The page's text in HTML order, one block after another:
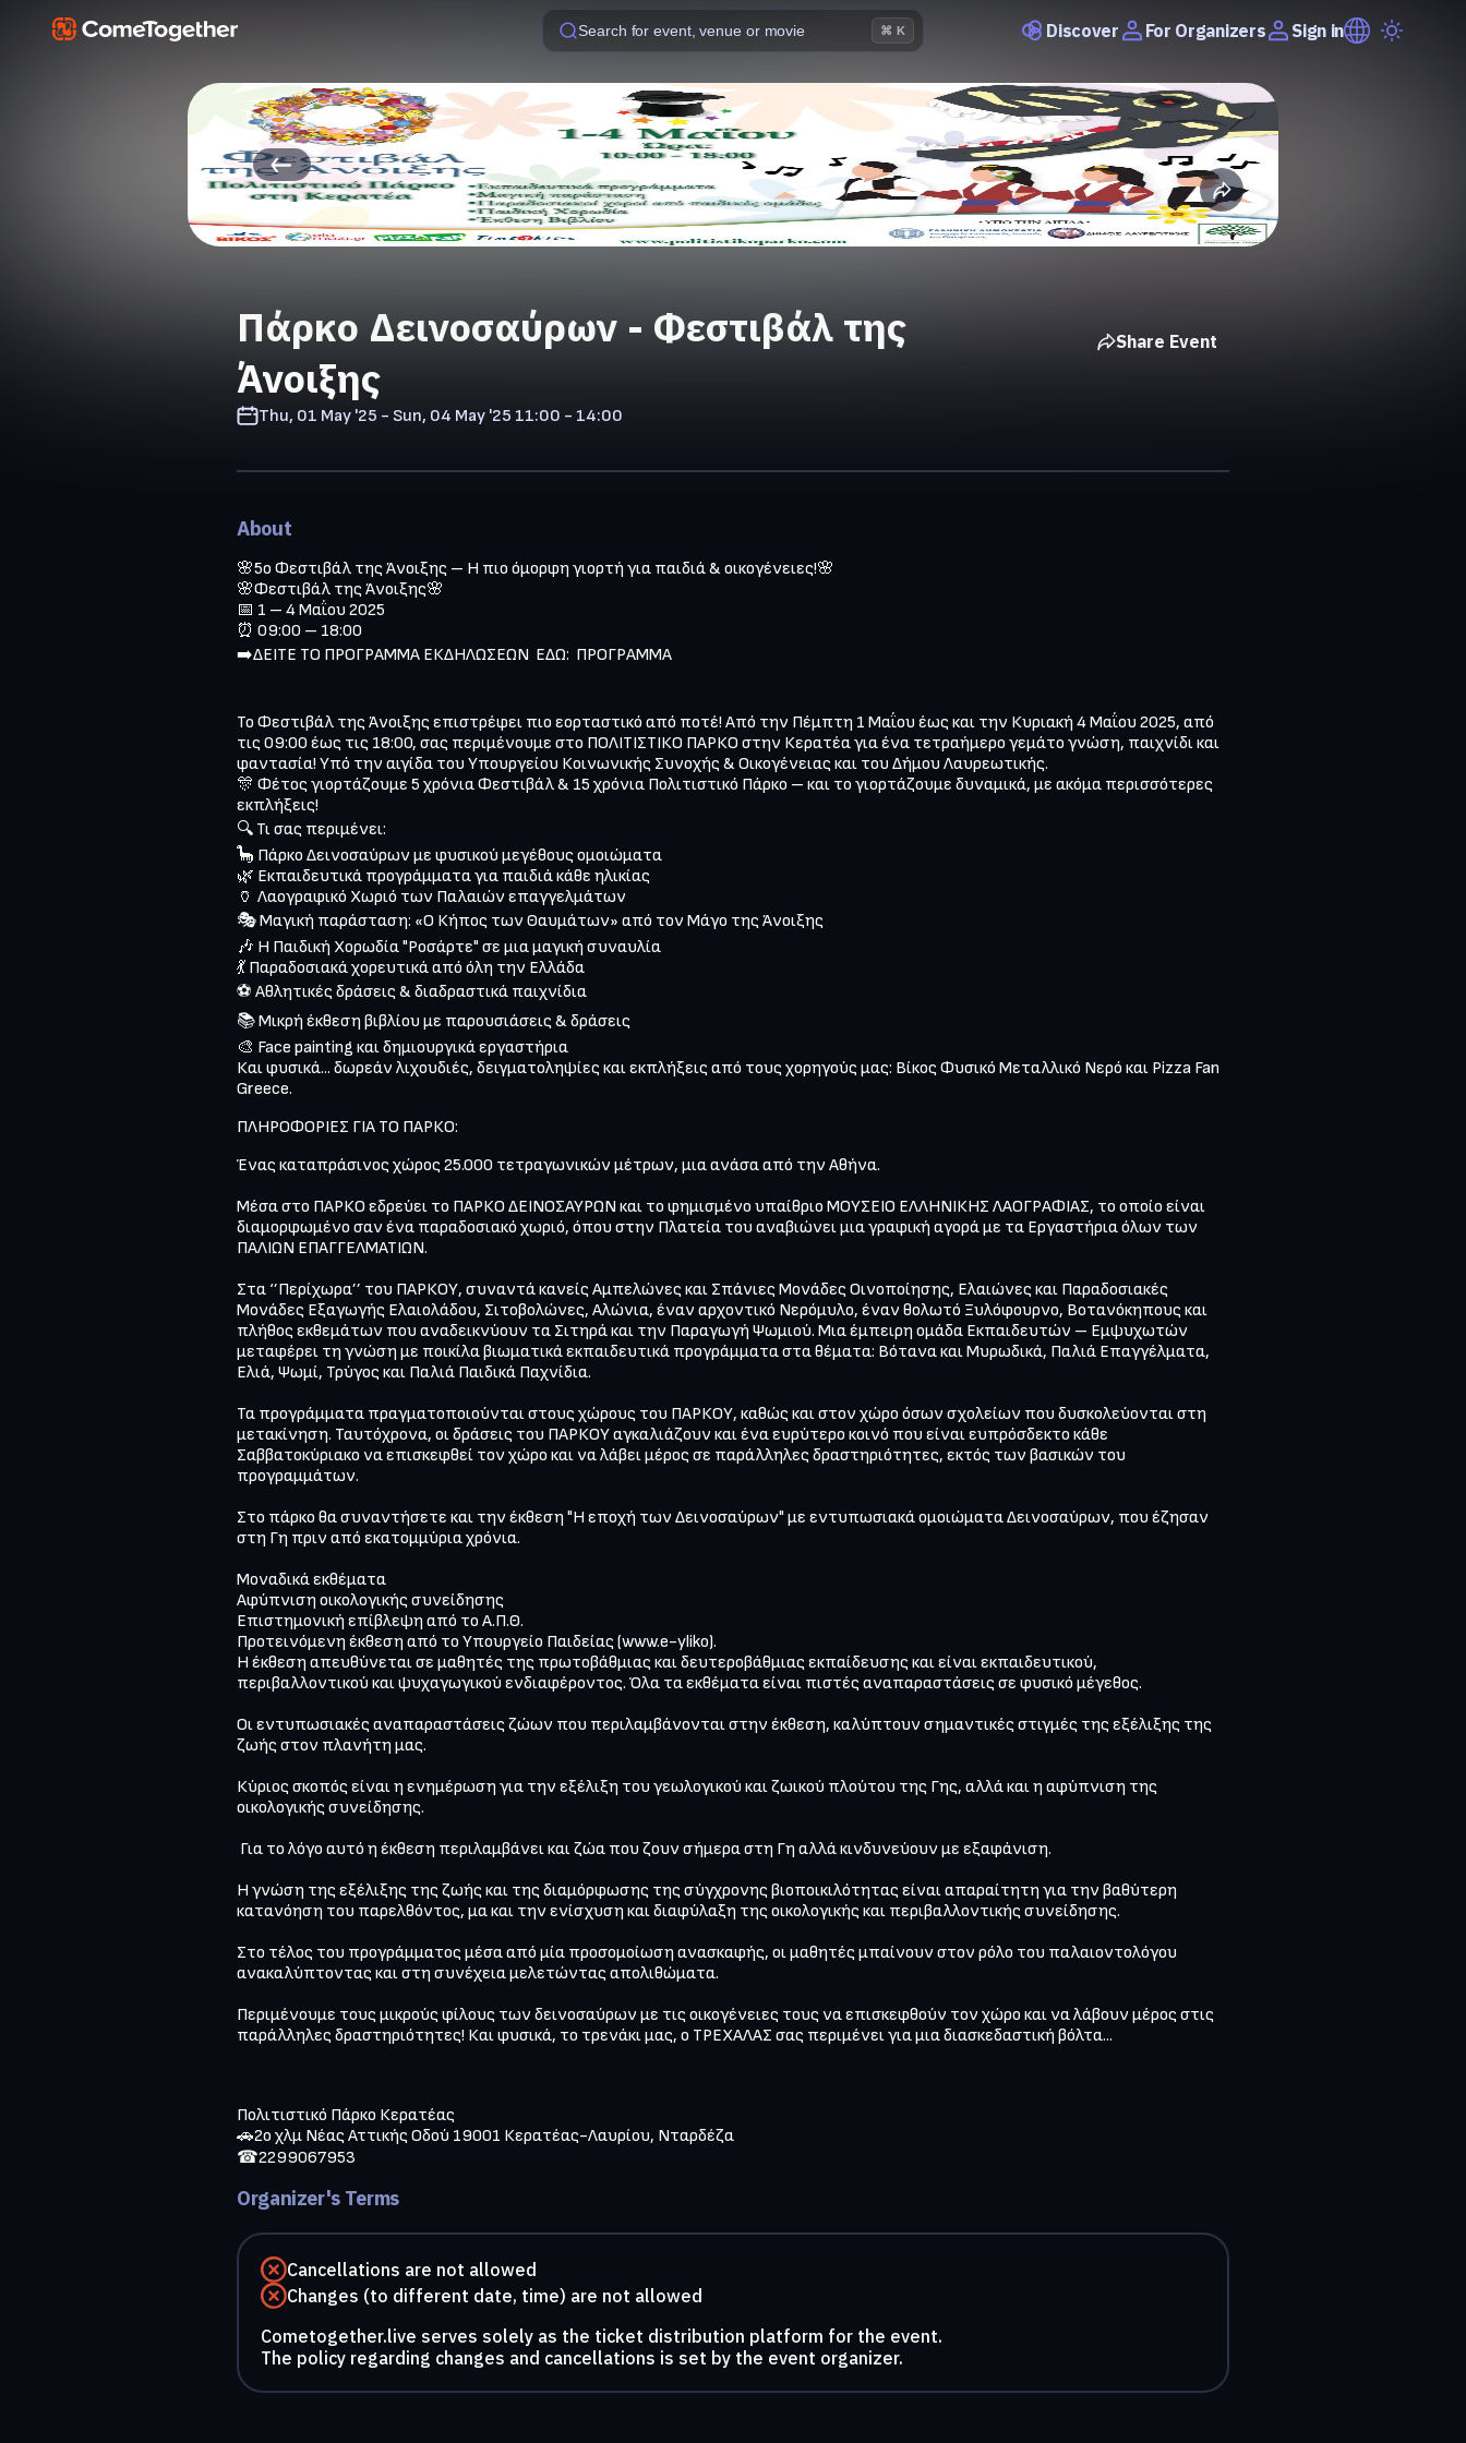
Search for event, venue or movie ⌘ K Discover For Organizers Sign in
Πάρκο Δεινοσαύρων - Φεστιβάλ της
Άνοιξης
Thu, 01 May '25 - Sun, 04 May '25 11:00 - 14:00
Share Event
About
🌸5ο Φεστιβάλ της Άνοιξης – Η πιο όμορφη γιορτή για παιδιά & οικογένειες!🌸
🌸Φεστιβάλ της Άνοιξης🌸
📅 1 – 4 Μαΐου 2025
⏰ 09:00 – 18:00
➡️ΔΕΙΤΕ ΤΟ ΠΡΟΓΡΑΜΜΑ ΕΚΔΗΛΩΣΕΩΝ  ΕΔΩ:  ΠΡΟΓΡΑΜΜΑ
Το Φεστιβάλ της Άνοιξης επιστρέφει πιο εορταστικό από ποτέ! Από την Πέμπτη 1 Μαΐου έως και την Κυριακή 4 Μαΐου 2025, από
τις 09:00 έως τις 18:00, σας περιμένουμε στο ΠΟΛΙΤΙΣΤΙΚΟ ΠΑΡΚΟ στην Κερατέα για ένα τετραήμερο γεμάτο γνώση, παιχνίδι και
φαντασία! Υπό την αιγίδα του Υπουργείου Κοινωνικής Συνοχής & Οικογένειας και του Δήμου Λαυρεωτικής.
🎊 Φέτος γιορτάζουμε 5 χρόνια Φεστιβάλ & 15 χρόνια Πολιτιστικό Πάρκο – και το γιορτάζουμε δυναμικά, με ακόμα περισσότερες
εκπλήξεις!
🔍 Τι σας περιμένει:
🦕 Πάρκο Δεινοσαύρων με φυσικού μεγέθους ομοιώματα
🌿 Εκπαιδευτικά προγράμματα για παιδιά κάθε ηλικίας
🏺 Λαογραφικό Χωριό των Παλαιών επαγγελμάτων
🎭 Μαγική παράσταση: «Ο Κήπος των Θαυμάτων» από τον Μάγο της Άνοιξης
🎶 Η Παιδική Χορωδία "Ροσάρτε" σε μια μαγική συναυλία
💃 Παραδοσιακά χορευτικά από όλη την Ελλάδα
⚽ Αθλητικές δράσεις & διαδραστικά παιχνίδια
📚 Μικρή έκθεση βιβλίου με παρουσιάσεις & δράσεις
🎨 Face painting και δημιουργικά εργαστήρια
Και φυσικά... δωρεάν λιχουδιές, δειγματοληψίες και εκπλήξεις από τους χορηγούς μας: Βίκος Φυσικό Μεταλλικό Νερό και Pizza Fan
Greece.
ΠΛΗΡΟΦΟΡΙΕΣ ΓΙΑ ΤΟ ΠΑΡΚΟ:
Ένας καταπράσινος χώρος 25.000 τετραγωνικών μέτρων, μια ανάσα από την Αθήνα.
Μέσα στο ΠΑΡΚΟ εδρεύει το ΠΑΡΚΟ ΔΕΙΝΟΣΑΥΡΩΝ και το φημισμένο υπαίθριο ΜΟΥΣΕΙΟ ΕΛΛΗΝΙΚΗΣ ΛΑΟΓΡΑΦΙΑΣ, το οποίο είναι
διαμορφωμένο σαν ένα παραδοσιακό χωριό, όπου στην Πλατεία του αναβιώνει μια γραφική αγορά με τα Εργαστήρια όλων των
ΠΑΛΙΩΝ ΕΠΑΓΓΕΛΜΑΤΙΩΝ.
Στα ‘’Περίχωρα’’ του ΠΑΡΚΟΥ, συναντά κανείς Αμπελώνες και Σπάνιες Μονάδες Οινοποίησης, Ελαιώνες και Παραδοσιακές
Μονάδες Εξαγωγής Ελαιολάδου, Σιτοβολώνες, Αλώνια, έναν αρχοντικό Νερόμυλο, έναν θολωτό Ξυλόφουρνο, Βοτανόκηπους και
πλήθος εκθεμάτων που αναδεικνύουν τα Σιτηρά και την Παραγωγή Ψωμιού. Μια έμπειρη ομάδα Εκπαιδευτών – Εμψυχωτών
μεταφέρει τη γνώση με ποικίλα βιωματικά εκπαιδευτικά προγράμματα στα θέματα: Βότανα και Μυρωδικά, Παλιά Επαγγέλματα,
Ελιά, Ψωμί, Τρύγος και Παλιά Παιδικά Παχνίδια.
Τα προγράμματα πραγματοποιούνται στους χώρους του ΠΑΡΚΟΥ, καθώς και στον χώρο όσων σχολείων που δυσκολεύονται στη
μετακίνηση. Ταυτόχρονα, οι δράσεις του ΠΑΡΚΟΥ αγκαλιάζουν και ένα ευρύτερο κοινό που είναι ευπρόσδεκτο κάθε
Σαββατοκύριακο να επισκεφθεί τον χώρο και να λάβει μέρος σε παράλληλες δραστηριότητες, εκτός των βασικών του
προγραμμάτων.
Στο πάρκο θα συναντήσετε και την έκθεση "Η εποχή των Δεινοσαύρων" με εντυπωσιακά ομοιώματα Δεινοσαύρων, που έζησαν
στη Γη πριν από εκατομμύρια χρόνια.
Μοναδικά εκθέματα
Αφύπνιση οικολογικής συνείδησης
Επιστημονική επίβλεψη από το Α.Π.Θ.
Προτεινόμενη έκθεση από το Υπουργείο Παιδείας (www.e-yliko).
Η έκθεση απευθύνεται σε μαθητές της πρωτοβάθμιας και δευτεροβάθμιας εκπαίδευσης και είναι εκπαιδευτικού,
περιβαλλοντικού και ψυχαγωγικού ενδιαφέροντος. Όλα τα εκθέματα είναι πιστές αναπαραστάσεις σε φυσικό μέγεθος.
Οι εντυπωσιακές αναπαραστάσεις ζώων που περιλαμβάνονται στην έκθεση, καλύπτουν σημαντικές στιγμές της εξέλιξης της
ζωής στον πλανήτη μας.
Κύριος σκοπός είναι η ενημέρωση για την εξέλιξη του γεωλογικού και ζωικού πλούτου της Γης, αλλά και η αφύπνιση της
οικολογικής συνείδησης.
Η γνώση της εξέλιξης της ζωής και της διαμόρφωσης της σύγχρονης βιοποικιλότητας είναι απαραίτητη για την βαθύτερη
κατανόηση του παρελθόντος, μα και την ενίσχυση και διαφύλαξη της οικολογικής και περιβαλλοντικής συνείδησης.
Στο τέλος του προγράμματος μέσα από μία προσομοίωση ανασκαφής, οι μαθητές μπαίνουν στον ρόλο του παλαιοντολόγου
ανακαλύπτοντας και στη συνέχεια μελετώντας απολιθώματα.
Περιμένουμε τους μικρούς φίλους των δεινοσαύρων με τις οικογένειες τους να επισκεφθούν τον χώρο και να λάβουν μέρος στις
παράλληλες δραστηριότητες! Και φυσικά, το τρενάκι μας, ο ΤΡΕΧΑΛΑΣ σας περιμένει για μια διασκεδαστική βόλτα...
Πολιτιστικό Πάρκο Κερατέας
🚗2ο χλμ Νέας Αττικής Οδού 19001 Κερατέας-Λαυρίου, Νταρδέζα
☎2299067953
Organizer's Terms
Cancellations are not allowed
Changes (to different date, time) are not allowed
Cometogether.live serves solely as the ticket distribution platform for the event.
The policy regarding changes and cancellations is set by the event organizer.